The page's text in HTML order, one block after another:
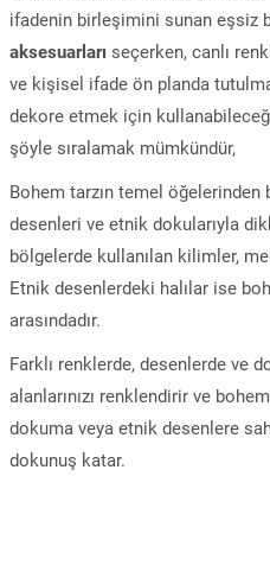
ifadenin birleşimini sunan eşsiz
aksesuarları seçerken, canlı
ve kişisel ifade ön planda
dekore etmek için
şöyle sıralamak mümkündür,
Bohem tarzın temel
desenleri ve etnik dokularıyla
bölgelerde kullanılan kilimler,
Etnik desenlerdeki halılar ise
arasındadır.
Farklı renklerde, desenlerde ve
alanlarınızı renklendirir ve
dokuma veya etnik desenlere
dokunuş katar.